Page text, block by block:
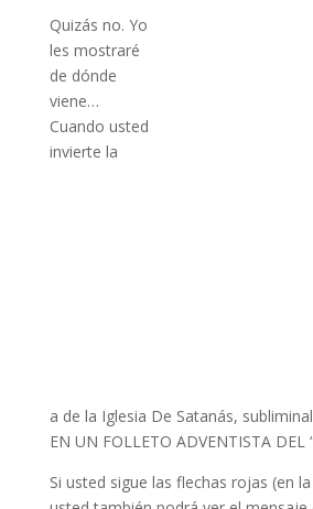
Quizás no. Yo
les mostraré
de dónde
viene…
Cuando usted
invierte la
a de la Iglesia De Satanás,
EN UN FOLLETO ADVENTISTA DEL
Si usted sigue las flechas rojas (en